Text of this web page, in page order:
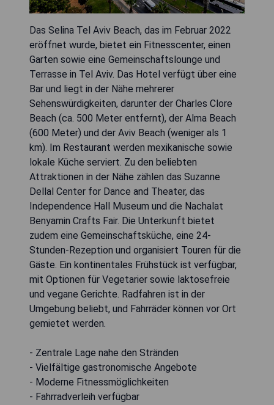
Das Selina Tel Aviv Beach, das im Februar 2022
eröffnet wurde, bietet ein Fitnesscenter, einen
Garten sowie eine Gemeinschaftslounge und
Terrasse in Tel Aviv. Das Hotel verfügt über eine
Bar und liegt in der Nähe mehrerer
Sehenswürdigkeiten, darunter der Charles Clore
Beach (ca. 500 Meter entfernt), der Alma Beach
(600 Meter) und der Aviv Beach (weniger als 1
km). Im Restaurant werden mexikanische sowie
lokale Küche serviert. Zu den beliebten
Attraktionen in der Nähe zählen das Suzanne
Dellal Center for Dance and Theater, das
Independence Hall Museum und die Nachalat
Benyamin Crafts Fair. Die Unterkunft bietet
zudem eine Gemeinschaftsküche, eine 24-
Stunden-Rezeption und organisiert Touren für die
Gäste. Ein kontinentales Frühstück ist verfügbar,
mit Optionen für Vegetarier sowie laktosefreie
und vegane Gerichte. Radfahren ist in der
Umgebung beliebt, und Fahrräder können vor Ort
gemietet werden.
- Zentrale Lage nahe den Stränden
- Vielfältige gastronomische Angebote
- Moderne Fitnessmöglichkeiten
- Fahrradverleih verfügbar